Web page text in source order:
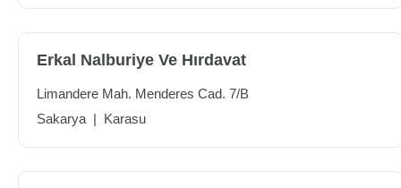
Erkal Nalburiye Ve Hırdavat
Limandere Mah. Menderes Cad. 7/B
Sakarya | Karasu